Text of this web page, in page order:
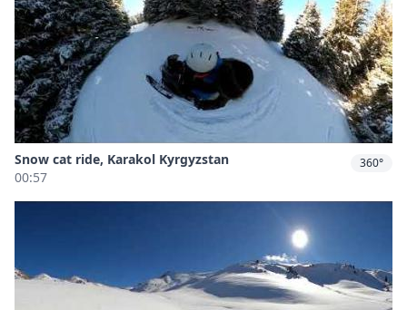
Snow cat ride, Karakol Kyrgyzstan
00:57
360°